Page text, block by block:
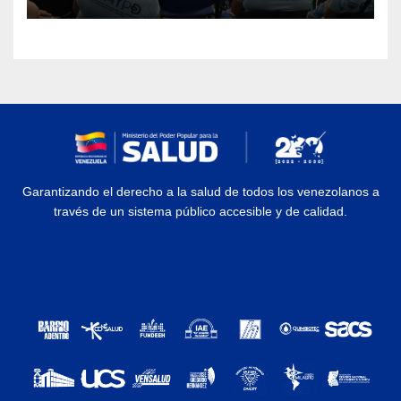
Garantizando el derecho a la salud de todos los venezolanos a
través de un sistema público accesible y de calidad.